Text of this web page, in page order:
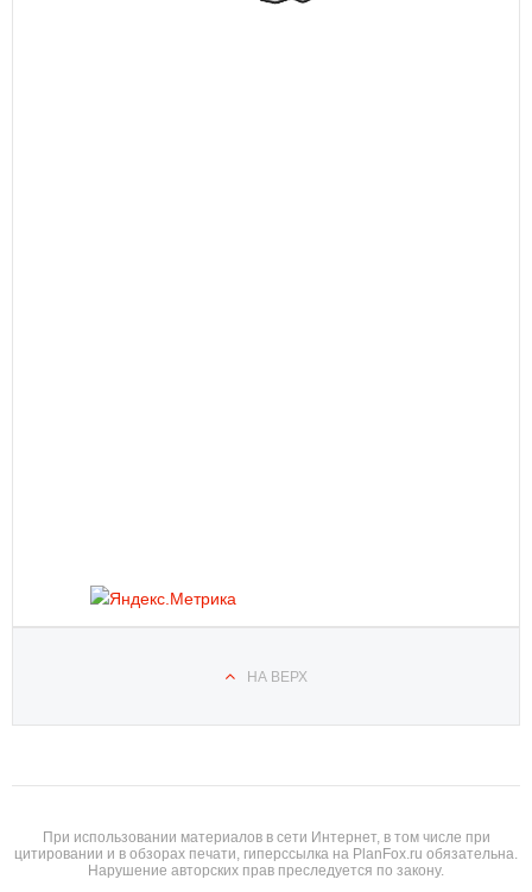
НА ВЕРХ
При использовании материалов в сети Интернет, в том числе при
цитировании и в обзорах печати, гиперссылка на PlanFox.ru обязательна.
Нарушение авторских прав преследуется по закону.